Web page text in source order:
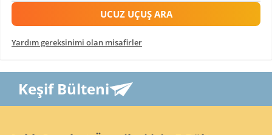
UCUZ UÇUŞ ARA
Yardım gereksinimi olan misafirler
Keşif Bülteni